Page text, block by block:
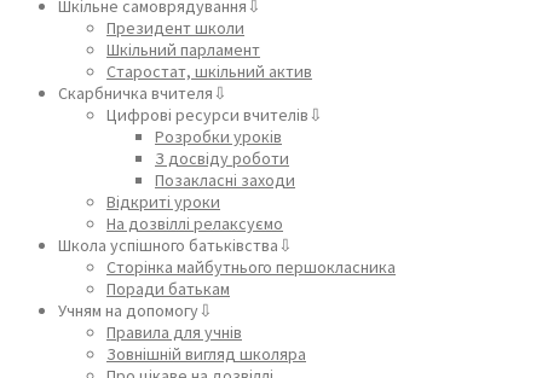
Шкільне самоврядування⇩
Президент школи
Шкільний парламент
Старостат, шкільний актив
Скарбничка вчителя⇩
Цифрові ресурси вчителів⇩
Розробки уроків
З досвіду роботи
Позакласні заходи
Відкриті уроки
На дозвіллі релаксуємо
Школа успішного батьківства⇩
Сторінка майбутнього першокласника
Поради батькам
Учням на допомогу⇩
Правила для учнів
Зовнішній вигляд школяра